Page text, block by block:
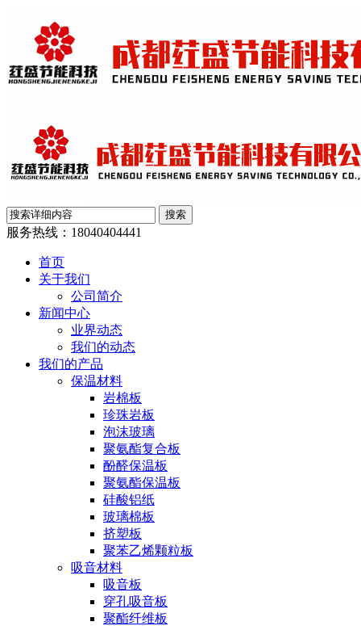
服务热线： 18040404441
首页
关于我们
公司简介
新闻中心
业界动态
我们的动态
我们的产品
保温材料
岩棉板
珍珠岩板
泡沫玻璃
聚氨酯复合板
酚醛保温板
聚氨酯保温板
硅酸铝纸
玻璃棉板
挤塑板
聚苯乙烯颗粒板
吸音材料
吸音板
穿孔吸音板
聚酯纤维板